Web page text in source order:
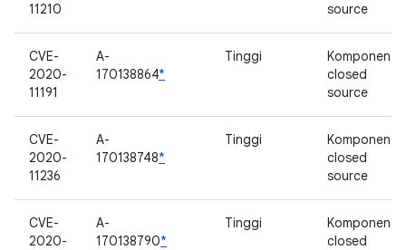
11210
source
CVE-
2020-
11191
A-
170138864*
Tinggi
Komponen
closed
source
CVE-
2020-
11236
A-
170138748*
Tinggi
Komponen
closed
source
CVE-
2020-
A-
170138790*
Tinggi
Komponen
closed